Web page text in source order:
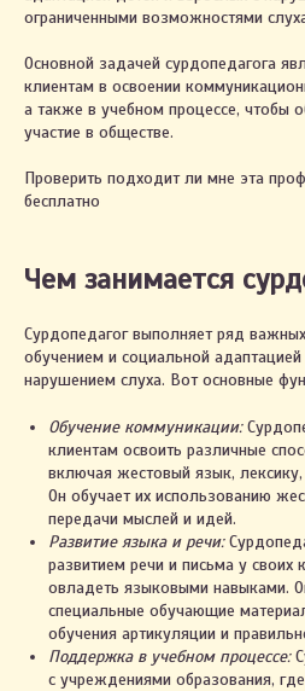
ограниченными возможностями
Основной задачей сурдопедагога
клиентам в освоении
а также в учебном процессе, чтобы
участие в обществе.
Проверить подходит ли мне эта
бесплатно
Чем занимается
Сурдопедагог выполняет ряд
обучением и социальной
нарушением слуха. Вот основные
Обучение коммуникации:
клиентам освоить различные
включая жестовый язык,
Он обучает их использованию
передачи мыслей и идей.
Развитие языка и речи:
развитием речи и письма у своих
овладеть языковыми навыками.
специальные обучающие
обучения артикуляции и
Поддержка в учебном процессе:
с учреждениями образования,